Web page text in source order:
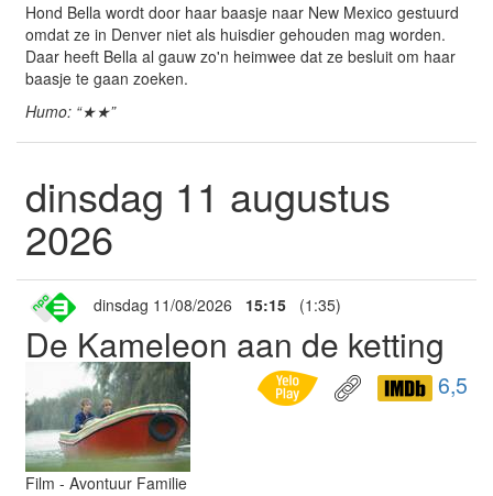
Hond Bella wordt door haar baasje naar New Mexico gestuurd
omdat ze in Denver niet als huisdier gehouden mag worden.
Daar heeft Bella al gauw zo'n heimwee dat ze besluit om haar
baasje te gaan zoeken.
Humo: “★★”
dinsdag 11 augustus
2026
dinsdag 11/08/2026 15:15 (1:35)
De Kameleon aan de ketting
6,5
Film - Avontuur Familie